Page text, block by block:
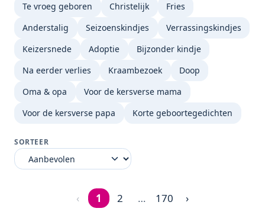
Te vroeg geboren
Christelijk
Fries
Anderstalig
Seizoenskindjes
Verrassingskindjes
Keizersnede
Adoptie
Bijzonder kindje
Na eerder verlies
Kraambezoek
Doop
Oma & opa
Voor de kersverse mama
Voor de kersverse papa
Korte geboortegedichten
SORTEER
Pagina 1 van 170
‹ 1 2 … 170 ›